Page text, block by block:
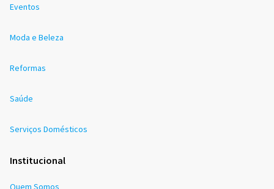
Eventos
Moda e Beleza
Reformas
Saúde
Serviços Domésticos
Institucional
Quem Somos